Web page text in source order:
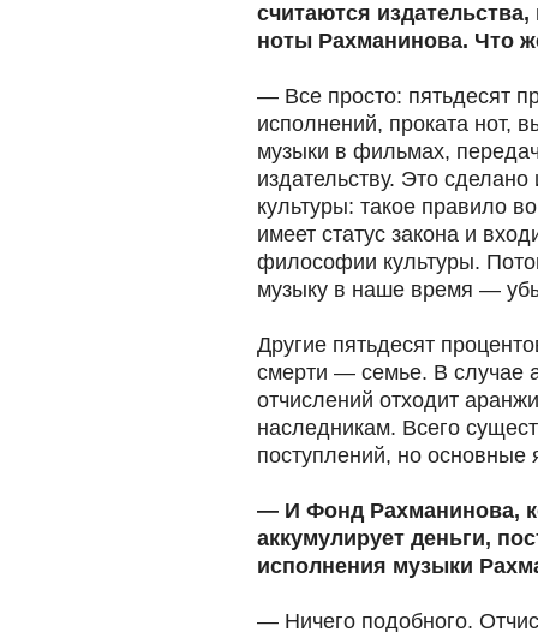
считаются
ноты Рахманинова. Что
— Все просто: пятьдесят
исполнений, проката нот,
музыки в фильмах,
издательству. Это
культуры: такое правило
имеет статус закона и
философии культуры.
музыку в наше время —
Другие пятьдесят
смерти — семье. В случае
отчислений отходит
наследникам. Всего
поступлений, но основные
— И Фонд Рахманинова,
аккумулирует деньги,
исполнения музыки
— Ничего подобного.